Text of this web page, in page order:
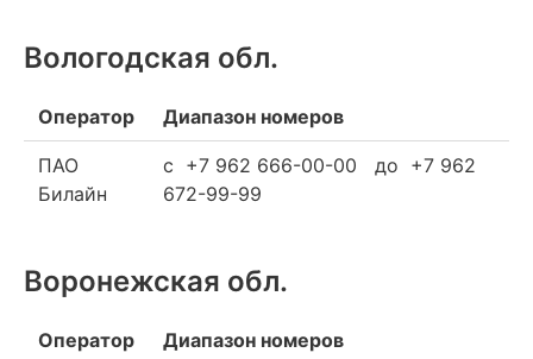
Вологодская обл.
Оператор Диапазон номеров
ПАО
Билайн
c +7 962 666-00-00 до +7 962
672-99-99
Воронежская обл.
Оператор Диапазон номеров